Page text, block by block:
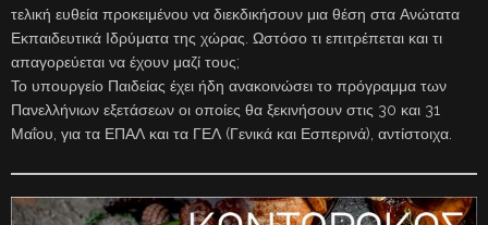
τελική ευθεία προκειμένου να διεκδικήσουν μια θέση στα Ανώτατα
Εκπαιδευτικά Ιδρύματα της χώρας. Ωστόσο τι επιτρέπεται και τι
απαγορεύεται να έχουν μαζί τους;
Το υπουργείο Παιδείας έχει ήδη ανακοινώσει το πρόγραμμα των
Πανελλήνιων εξετάσεων οι οποίες θα ξεκινήσουν στις 30 και 31
Μαΐου, για τα ΕΠΑΛ και τα ΓΕΛ (Γενικά και Εσπερινά), αντίστοιχα.